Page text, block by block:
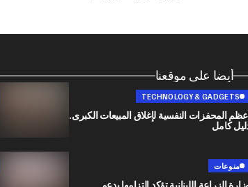
أيضا على موقعنا
TECHNOLOGY & GADGETS
المحفزات النفسية لإغلاق المبيعات الكبرى.
كامل
منوعات
الزراعة اللبنانية تؤكد التزامها بدعم